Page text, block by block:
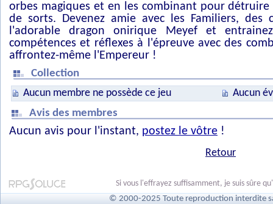
orbes magiques et en les combinant pour
de sorts. Devenez amie avec les Familiers, des
l'adorable dragon onirique Meyef et
compétences et réflexes à l'épreuve avec des
affrontez-même l'Empereur !
Collection
Aucun membre ne possède ce jeu
Aucun
Avis des membres
Aucun avis pour l'instant, postez le vôtre !
Retour
Si vous l'effrayez suffisamment, je suis sûre
© 2000-2025 Toute reproduction interdite